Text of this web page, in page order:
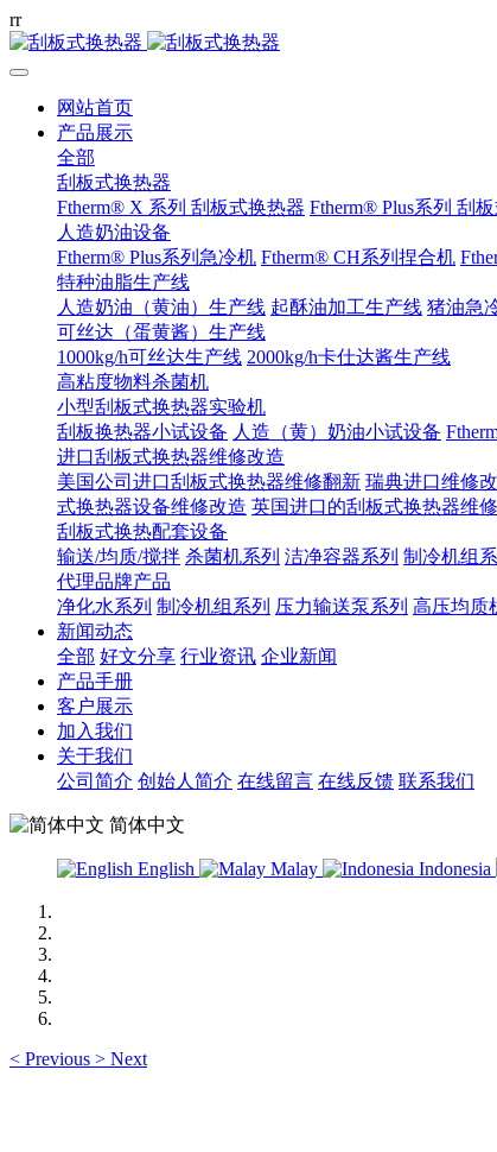
rr
网站首页
产品展示
全部
刮板式换热器
Ftherm® X 系列 刮板式换热器 Ftherm® Plus系列 刮
人造奶油设备
Ftherm® Plus系列急冷机 Ftherm® CH系列捏合机
特种油脂生产线
人造奶油（黄油）生产线 起酥油加工生产线 猪油急
可丝达（蛋黄酱）生产线
1000kg/h可丝达生产线 2000kg/h卡仕达酱生产线
高粘度物料杀菌机
小型刮板式换热器实验机
刮板换热器小试设备 人造（黄）奶油小试设备
进口刮板式换热器维修改造
美国公司进口刮板式换热器维修翻新 瑞典进口维修
式换热器设备维修改造 英国进口的刮板式换热器维修
刮板式换热配套设备
输送/均质/搅拌 杀菌机系列 洁净容器系列 制冷机组
代理品牌产品
净化水系列 制冷机组系列 压力输送泵系列 高压均质
新闻动态
全部 好文分享 行业资讯 企业新闻
产品手册
客户展示
加入我们
关于我们
公司简介 创始人简介 在线留言 在线反馈 联系我们
简体中文
English Malay Indonesia
< Previous > Next